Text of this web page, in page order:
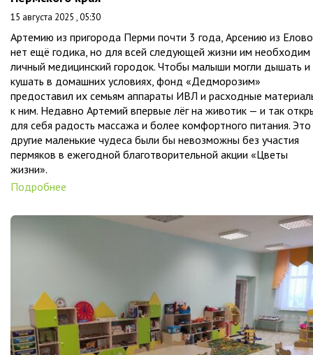
15 августа 2025 , 05:30
Артемию из пригорода Перми почти 3 года, Арсению из Елово
нет ещё годика, но для всей следующей жизни им необходим
личный медицинский городок. Чтобы малыши могли дышать и
кушать в домашних условиях, фонд «Дедморозим»
предоставил их семьям аппараты ИВЛ и расходные
к ним. Недавно Артемий впервые лёг на животик — и так
для себя радость массажа и более комфортного питания.
другие маленькие чудеса были бы невозможны без участия
пермяков в ежегодной благотворительной акции «Цветы
жизни».
Подробнее